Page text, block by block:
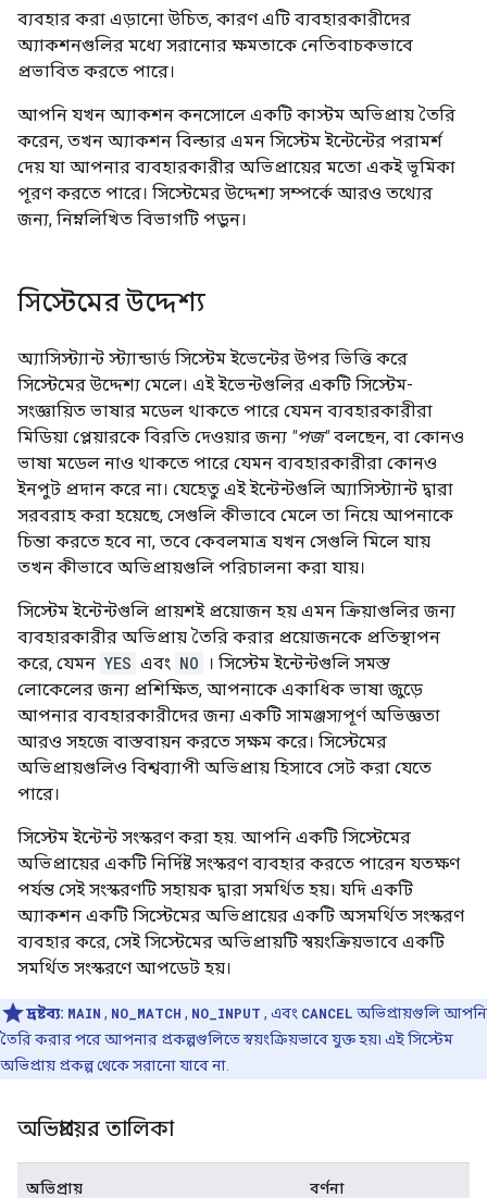
ব্যবহার করা এড়ানো উচিত, কারণ এটি ব্যবহারকারীদের
অ্যাকশনগুলির মধ্যে সরানোর ক্ষমতাকে নেতিবাচকভাবে
প্রভাবিত করতে পারে।
আপনি যখন অ্যাকশন কনসোলে একটি কাস্টম অভিপ্রায় তৈরি
করেন, তখন অ্যাকশন বিল্ডার এমন সিস্টেম ইন্টেন্টের পরামর্শ
দেয় যা আপনার ব্যবহারকারীর অভিপ্রায়ের মতো একই ভূমিকা
পূরণ করতে পারে। সিস্টেমের উদ্দেশ্য সম্পর্কে আরও তথ্যের
জন্য, নিম্নলিখিত বিভাগটি পড়ুন।
সিস্টেমের উদ্দেশ্য
অ্যাসিস্ট্যান্ট স্ট্যান্ডার্ড সিস্টেম ইভেন্টের উপর ভিত্তি করে
সিস্টেমের উদ্দেশ্য মেলে। এই ইভেন্টগুলির একটি সিস্টেম-
সংজ্ঞায়িত ভাষার মডেল থাকতে পারে যেমন ব্যবহারকারীরা
মিডিয়া প্লেয়ারকে বিরতি দেওয়ার জন্য "পজ"বলছেন, বা কোনও
ভাষা মডেল নাও থাকতে পারে যেমন ব্যবহারকারীরা কোনও
ইনপুট প্রদান করে না। যেহেতু এই ইন্টেন্টগুলি অ্যাসিস্ট্যান্ট দ্বারা
সরবরাহ করা হয়েছে, সেগুলি কীভাবে মেলে তা নিয়ে আপনাকে
চিন্তা করতে হবে না, তবে কেবলমাত্র যখন সেগুলি মিলে যায়
তখন কীভাবে অভিপ্রায়গুলি পরিচালনা করা যায়।
সিস্টেম ইন্টেন্টগুলি প্রায়শই প্রয়োজন হয় এমন ক্রিয়াগুলির জন্য
ব্যবহারকারীর অভিপ্রায় তৈরি করার প্রয়োজনকে প্রতিস্থাপন
করে, যেমন YES এবং NO
। সিস্টেম ইন্টেন্টগুলি সমস্ত
লোকেলের জন্য প্রশিক্ষিত, আপনাকে একাধিক ভাষা জুড়ে
আপনার ব্যবহারকারীদের জন্য একটি সামঞ্জস্যপূর্ণ অভিজ্ঞতা
আরও সহজে বাস্তবায়ন করতে সক্ষম করে। সিস্টেমের
অভিপ্রায়গুলিও বিশ্বব্যাপী অভিপ্রায় হিসাবে সেট করা যেতে
পারে।
সিস্টেম ইন্টেন্ট সংস্করণ করা হয়. আপনি একটি সিস্টেমের
অভিপ্রায়ের একটি নির্দিষ্ট সংস্করণ ব্যবহার করতে পারেন যতক্ষণ
পর্যন্ত সেই সংস্করণটি সহায়ক দ্বারা সমর্থিত হয়। যদি একটি
অ্যাকশন একটি সিস্টেমের অভিপ্রায়ের একটি অসমর্থিত সংস্করণ
ব্যবহার করে, সেই সিস্টেমের অভিপ্রায়টি স্বয়ংক্রিয়ভাবে একটি
সমর্থিত সংস্করণে আপডেট হয়।
দ্রষ্টব্য: MAIN , NO_MATCH , NO_INPUT , এবং CANCEL অভিপ্রায়গুলি আপনি
তৈরি করার পরে আপনার প্রকল্পগুলিতে স্বয়ংক্রিয়ভাবে যুক্ত হয়৷ এই সিস্টেম
অভিপ্রায় প্রকল্প থেকে সরানো যাবে না.
অভিপ্রায়ের তালিকা
অভিপ্রায় বর্ণনা